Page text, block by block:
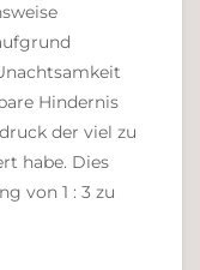
Hindernis
der viel zu
habe. Dies
von 1 : 3 zu